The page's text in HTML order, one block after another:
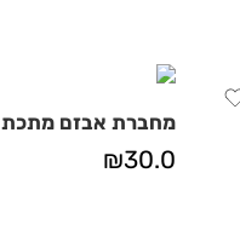
מחברת אבזם מתכת
₪30.0